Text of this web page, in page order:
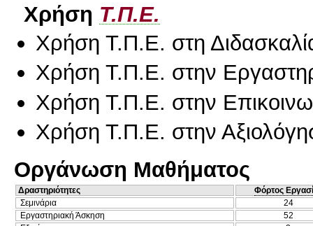
Χρήση Τ.Π.Ε.
Χρήση Τ.Π.Ε. στη
Χρήση Τ.Π.Ε. στην
Χρήση Τ.Π.Ε. στην
Χρήση Τ.Π.Ε. στην
Οργάνωση Μαθήματος
Δραστηριότητες
Φόρτος
Σεμινάρια
24
Εργαστηριακή Άσκηση
52